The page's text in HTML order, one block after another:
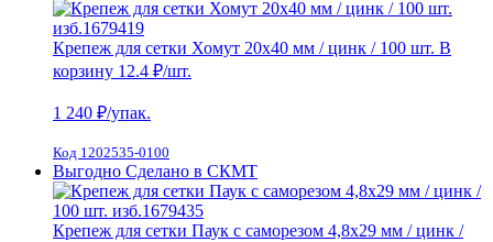
Крепеж для сетки Хомут 20х40 мм / цинк / 100 шт. В
корзину 12.4 ₽/шт.
1 240 ₽/упак.
Код 1202535-0100
Выгодно Сделано в СКМТ
Крепеж для сетки Паук с саморезом 4,8х29 мм / цинк /